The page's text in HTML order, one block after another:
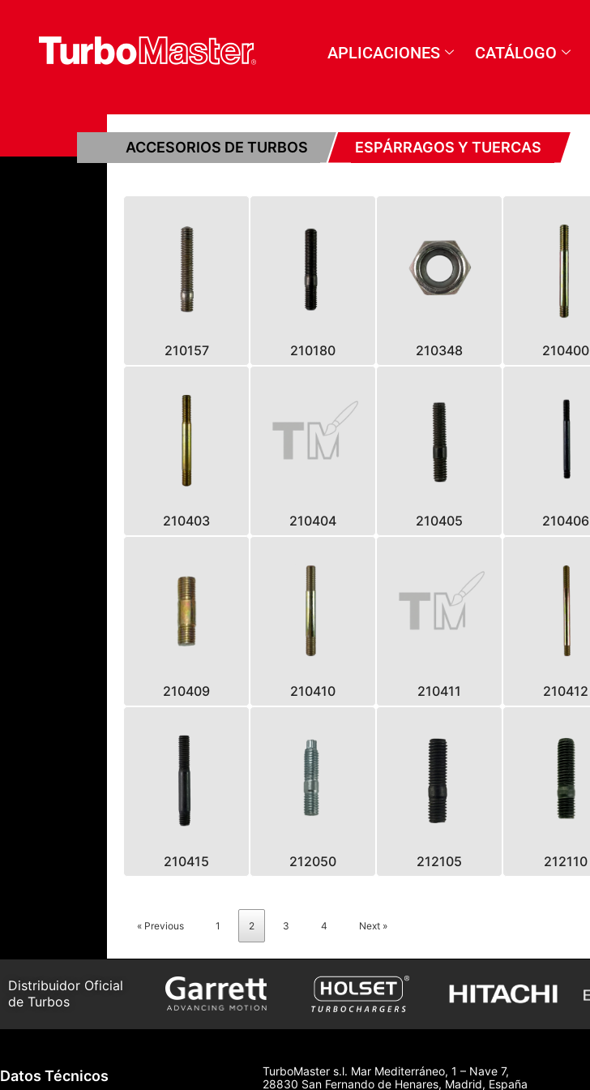
APLICACIONES CATÁLOGO
ACCESORIOS DE TURBOS ESPÁRRAGOS Y TUERCAS
210157 210180 210348 210400
210403 210404 210405 210406
210409 210410 210411 210412
210415 212050 212105 212110
« Previous 1 2 3 4 Next »
Distribuidor Oficial
de Turbos
Datos Técnicos
TurboMaster s.l. Mar Mediterráneo, 1 – Nave 7,
28830 San Fernando de Henares, Madrid, España